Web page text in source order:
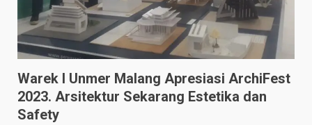
Warek I Unmer Malang Apresiasi ArchiFest
2023. Arsitektur Sekarang Estetika dan
Safety